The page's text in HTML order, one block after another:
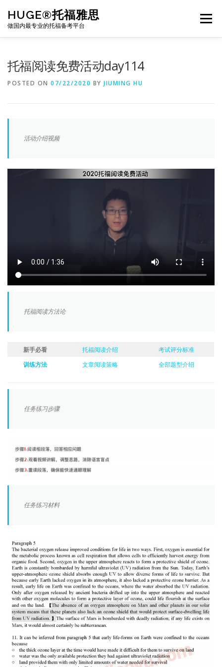
content
HUGE®托福雅思
做国内最专业的托福备考平台
Menu
托福阅读免费活动day114
POSTED ON 07/22/2020 BY JIUMING HU
活动介绍视频
托福阅读方法论
新手必看 托福阅读介绍
考试评分标准
训练方法
文章阅读策略 全部题型介绍
任务练习步骤
任务练习材料